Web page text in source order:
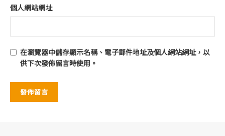
個人網站網址
在瀏覽器中儲存顯示名稱、電子郵件地址及個人網站網址，以
供下次發佈留言時使用。